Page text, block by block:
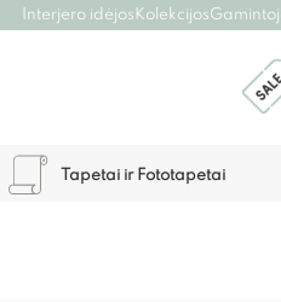
Interjero idėjos Kolekcijos
Tapetai ir Fototapetai